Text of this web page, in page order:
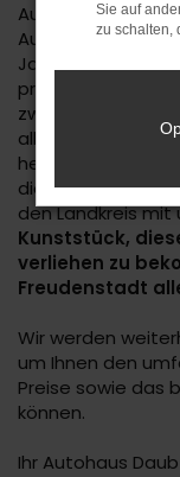
Auch 2023 ist der
Autohäuser rund
Jahr wurden hier,
prämiert - im
zwei
alleiniger
herzlichen
die
bhg
den Landkreis
Kunststück,
verliehen zu
Freudenstadt
Wir werden
um Ihnen den
Preise sowie das
können.
Ihr Autohaus
Sie auf
zu schalten,